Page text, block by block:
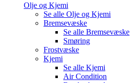
Olje og Kjemi
Se alle Olje og Kjemi
Bremsevæske
Se alle Bremsevæske
Smøring
Frostvæske
Kjemi
Se alle Kjemi
Air Condition